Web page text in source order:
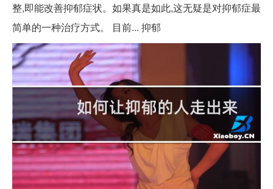
整,即能改善抑郁症状。如果真是如此,这无疑是对抑郁症最
简单的一种治疗方式。 目前... 抑郁